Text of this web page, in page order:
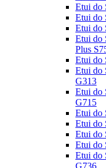
Etui do
Etui do
Etui do
Etui do
Plus
Etui do
Etui do
G313
Etui do
G715
Etui do
Etui do
Etui do
Etui do
Etui do
G736